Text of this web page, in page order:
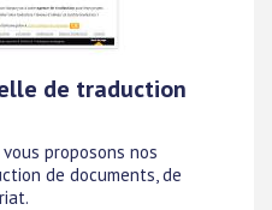
de traduction
proposons nos
de documents, de